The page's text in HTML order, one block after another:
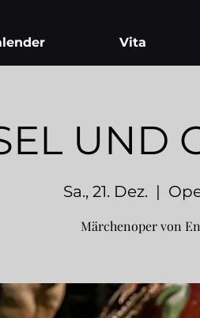
Vita
UND
Sa., 21. Dez.
  |